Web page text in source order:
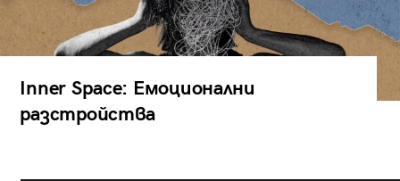
Inner Space: Емоционални
разстройства